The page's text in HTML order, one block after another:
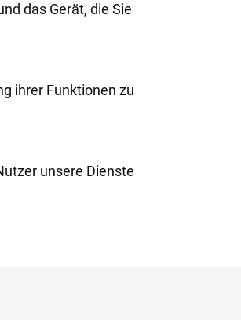
das Gerät, die Sie
ihrer Funktionen zu
unsere Dienste